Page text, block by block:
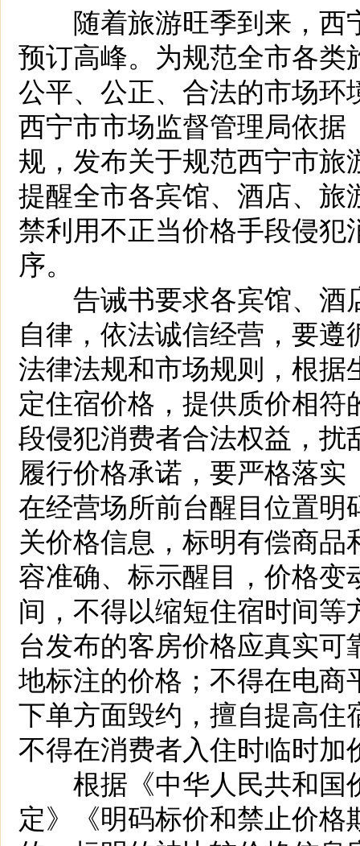
随着旅游旺季到来，西
预订高峰。为规范全市各
公平、公正、合法的市场
西宁市市场监督管理局依
规，发布关于规范西宁市
提醒全市各宾馆、酒店、
禁利用不正当价格手段侵
序。
告诫书要求各宾馆、酒
自律，依法诚信经营，要
法律法规和市场规则，根
定住宿价格，提供质价相
段侵犯消费者合法权益，
履行价格承诺，要严格落
在经营场所前台醒目位置
关价格信息，标明有偿商
容准确、标示醒目，价格
间，不得以缩短住宿时间
台发布的客房价格应真实
地标注的价格；不得在电
下单方面毁约，擅自提高
不得在消费者入住时临时
根据《中华人民共和国
定》《明码标价和禁止价